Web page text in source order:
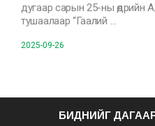
дугаар сарын 25-ны өдрийн
тушаалаар “Гаалий …
2025-09-26
БИДНИЙГ